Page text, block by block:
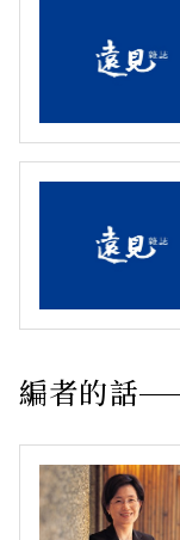
編者的話